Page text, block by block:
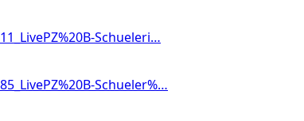
Schueleri…
Schueler%…